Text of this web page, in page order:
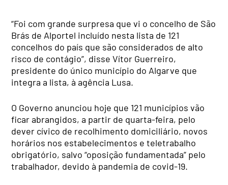
“Foi com grande surpresa que vi o concelho de São
Brás de Alportel incluído nesta lista de 121
concelhos do país que são considerados de alto
risco de contágio”, disse Vítor Guerreiro,
presidente do único município do Algarve que
integra a lista, à agência Lusa.
O Governo anunciou hoje que 121 municípios vão
ficar abrangidos, a partir de quarta-feira, pelo
dever cívico de recolhimento domiciliário, novos
horários nos estabelecimentos e teletrabalho
obrigatório, salvo “oposição fundamentada” pelo
trabalhador, devido à pandemia de covid-19.